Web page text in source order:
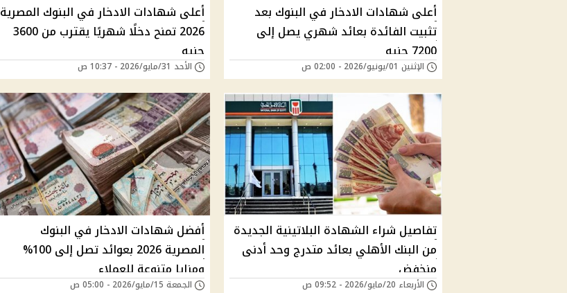
أعلى شهادات الادخار في البنوك بعد
تثبيت الفائدة بعائد شهري يصل إلى
7200 جنيه
الإثنين 01/يونيو/2026 - 02:00 ص
أعلى شهادات الادخار في البنوك المصرية
2026 تمنح دخلًا شهريًا يقترب من 3600
جنيه
الأحد 31/مايو/2026 - 10:37 ص
تفاصيل شراء الشهادة البلاتينية الجديدة
من البنك الأهلي بعائد متدرج وحد أدنى
منخفض
الأربعاء 20/مايو/2026 - 09:52 ص
أفضل شهادات الادخار في البنوك
المصرية 2026 بعوائد تصل إلى 100%
ومزايا متنوعة للعملاء
الجمعة 15/مايو/2026 - 05:00 ص